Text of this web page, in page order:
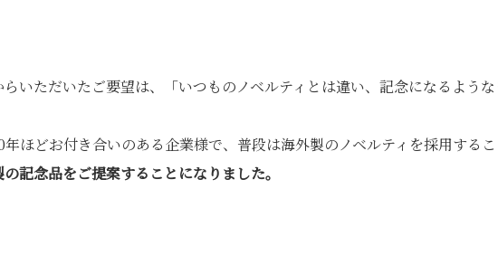
いただいたご要望は、「いつものノベルティとは違い、記念になるような
年ほどお付き合いのある企業様で、普段は海外製のノベルティを採用する
の記念品をご提案することになりました。